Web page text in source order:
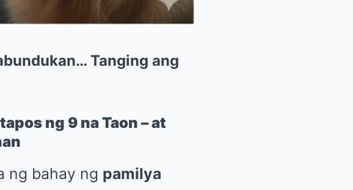
Tanging ang
ng 9 na Taon – at
ng bahay ng pamilya